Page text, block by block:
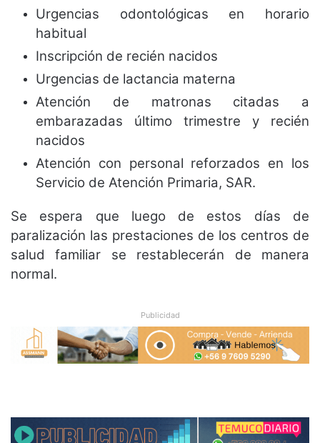
Urgencias odontológicas en horario
habitual
Inscripción de recién nacidos
Urgencias de lactancia materna
Atención de matronas citadas a
embarazadas último trimestre y recién
nacidos
Atención con personal reforzados en los
Servicio de Atención Primaria, SAR.
Se espera que luego de estos días de
paralización las prestaciones de los centros de
salud familiar se restablecerán de manera
normal.
Publicidad